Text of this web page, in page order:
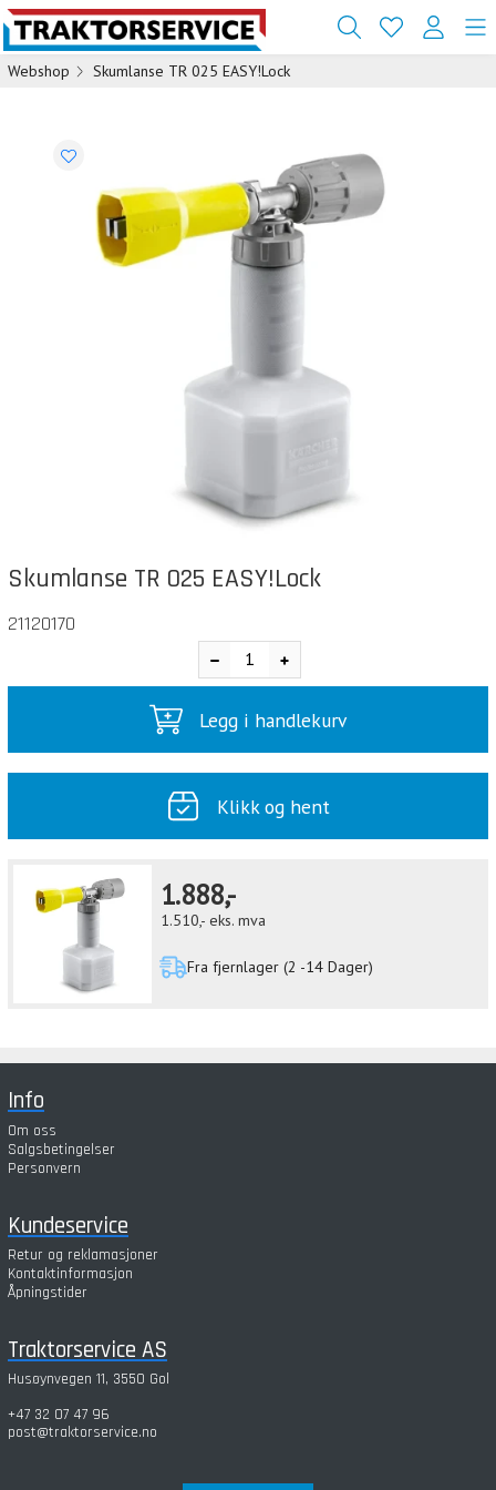
Webshop Skumlanse TR 025 EASY!Lock
Skumlanse TR 025 EASY!Lock
21120170
Legg i handlekurv
Klikk og hent
1.888,-
1.510,- eks. mva
Fra fjernlager (2 -14 Dager)
Info
Om oss
Salgsbetingelser
Personvern
Kundeservice
Retur og reklamasjoner
Kontaktinformasjon
Åpningstider
Traktorservice AS
Husøynvegen 11, 3550 Gol
+47 32 07 47 96
post@traktorservice.no